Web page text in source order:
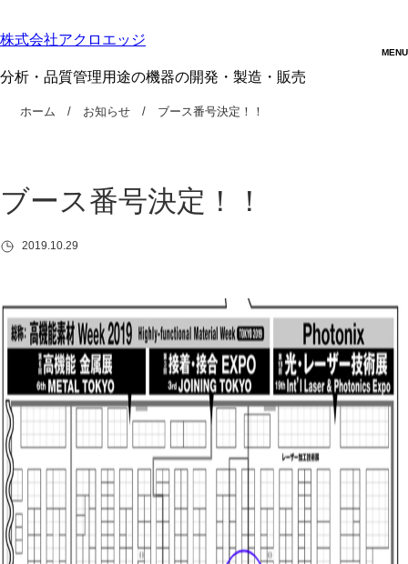
株式会社アクロエッジ
分析・品質管理用途の機器の開発・製造・販売
ホーム お知らせ ブース番号決定！！
ブース番号決定！！
2019.10.29